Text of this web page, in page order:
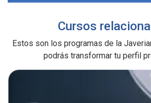
Cursos
Estos son los programas de la
podrás transformar tu perfil